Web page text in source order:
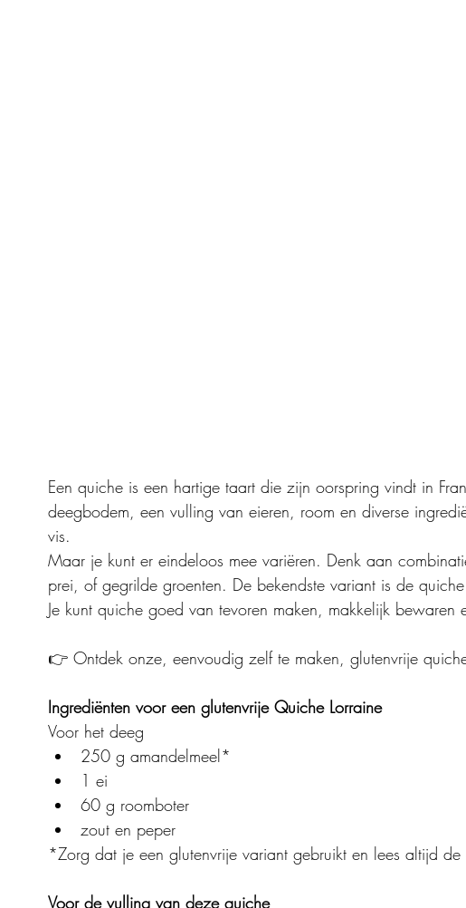
Een quiche is een hartige taart die zijn oorspring vindt in
deegbodem, een vulling van eieren, room en diverse
vis.
Maar je kunt er eindeloos mee variëren. Denk aan
prei, of gegrilde groenten. De bekendste variant is de
Je kunt quiche goed van tevoren maken, makkelijk bewaren
👉 Ontdek onze, eenvoudig zelf te maken, glutenvrije
Ingrediënten voor een glutenvrije Quiche Lorraine
Voor het deeg
250 g amandelmeel*
1 ei
60 g roomboter
zout en peper
*Zorg dat je een glutenvrije variant gebruikt en lees altijd de
Voor de vulling van deze quiche